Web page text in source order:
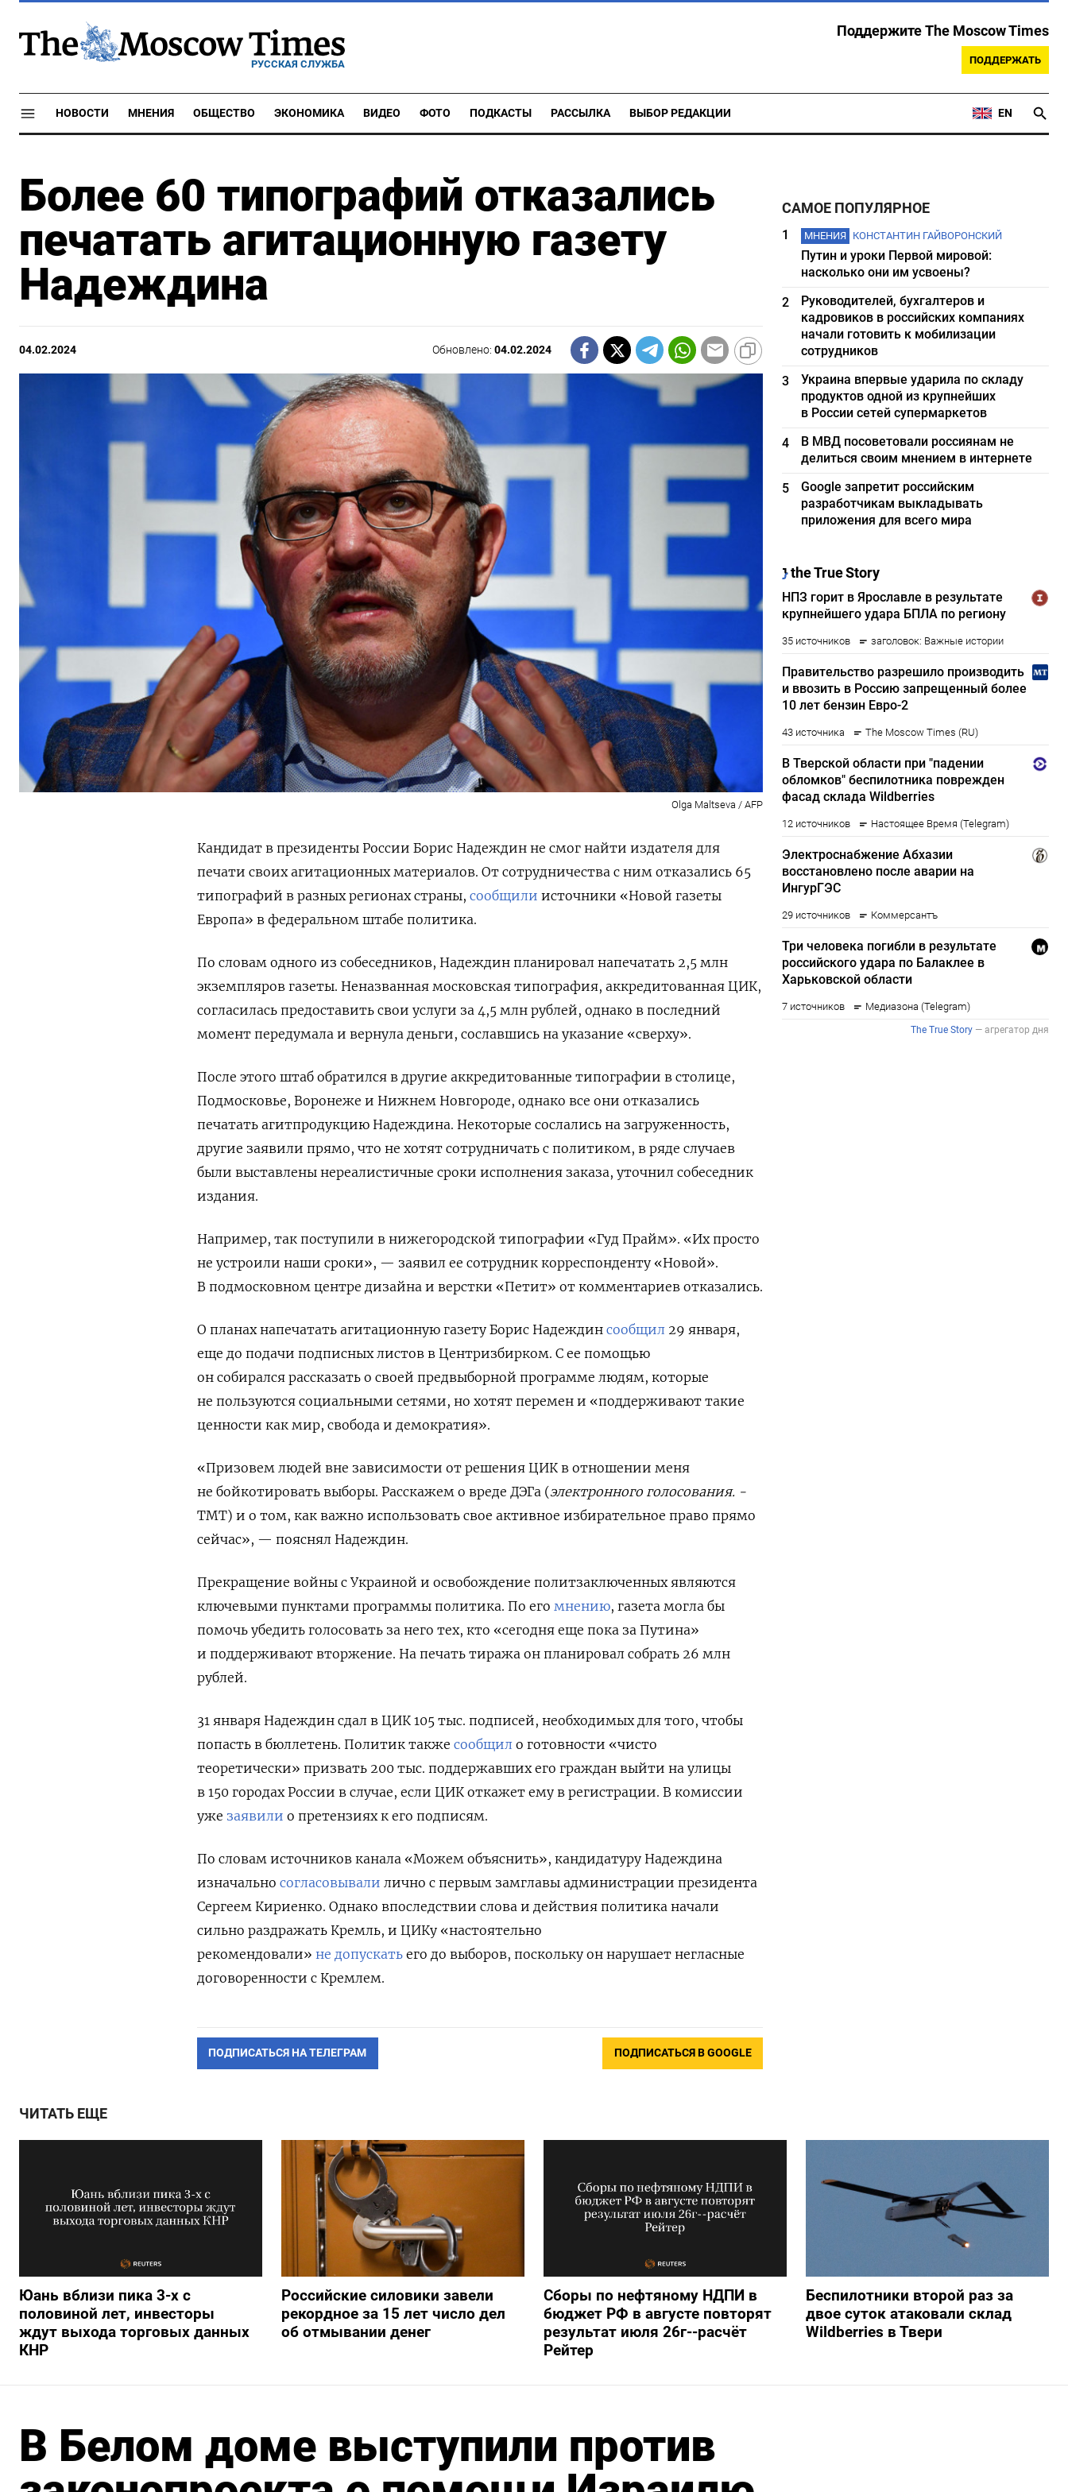
РУССКАЯ СЛУЖБА
Поддержите The Moscow Times
ПОДДЕРЖАТЬ
НОВОСТИ МНЕНИЯ ОБЩЕСТВО ЭКОНОМИКА ВИДЕО ФОТО ПОДКАСТЫ РАССЫЛКА ВЫБОР РЕДАКЦИИ EN
Более 60 типографий отказались
печатать агитационную газету
Надеждина
04.02.2024 Обновлено:04.02.2024
Olga Maltseva / AFP
Кандидат в президенты России Борис Надеждин не смог найти издателя для
печати своих агитационных материалов. От сотрудничества с ним отказались 65
типографий в разных регионах страны, сообщили источники «Новой газеты
Европа» в федеральном штабе политика.
По словам одного из собеседников, Надеждин планировал напечатать 2,5 млн
экземпляров газеты. Неназванная московская типография, аккредитованная ЦИК,
согласилась предоставить свои услуги за 4,5 млн рублей, однако в последний
момент передумала и вернула деньги, сославшись на указание «сверху».
После этого штаб обратился в другие аккредитованные типографии в столице,
Подмосковье, Воронеже и Нижнем Новгороде, однако все они отказались
печатать агитпродукцию Надеждина. Некоторые сослались на загруженность,
другие заявили прямо, что не хотят сотрудничать с политиком, в ряде случаев
были выставлены нереалистичные сроки исполнения заказа, уточнил собеседник
издания.
Например, так поступили в нижегородской типографии «Гуд Прайм». «Их просто
не устроили наши сроки», — заявил ее сотрудник корреспонденту «Новой».
В подмосковном центре дизайна и верстки «Петит» от комментариев отказались.
О планах напечатать агитационную газету Борис Надеждин сообщил 29 января,
еще до подачи подписных листов в Центризбирком. С ее помощью
он собирался рассказать о своей предвыборной программе людям, которые
не пользуются социальными сетями, но хотят перемен и «поддерживают такие
ценности как мир, свобода и демократия».
«Призовем людей вне зависимости от решения ЦИК в отношении меня
не бойкотировать выборы. Расскажем о вреде ДЭГа (электронного голосования. -
TMT) и о том, как важно использовать свое активное избирательное право прямо
сейчас», — пояснял Надеждин.
Прекращение войны с Украиной и освобождение политзаключенных являются
ключевыми пунктами программы политика. По его мнению, газета могла бы
помочь убедить голосовать за него тех, кто «сегодня еще пока за Путина»
и поддерживают вторжение. На печать тиража он планировал собрать 26 млн
рублей.
31 января Надеждин сдал в ЦИК 105 тыс. подписей, необходимых для того, чтобы
попасть в бюллетень. Политик также сообщил о готовности «чисто
теоретически» призвать 200 тыс. поддержавших его граждан выйти на улицы
в 150 городах России в случае, если ЦИК откажет ему в регистрации. В комиссии
уже заявили о претензиях к его подписям.
По словам источников канала «Можем объяснить», кандидатуру Надеждина
изначально согласовывали лично с первым замглавы администрации президента
Сергеем Кириенко. Однако впоследствии слова и действия политика начали
сильно раздражать Кремль, и ЦИКу «настоятельно
рекомендовали» не допускать его до выборов, поскольку он нарушает негласные
договоренности с Кремлем.
ПОДПИСАТЬСЯ НА ТЕЛЕГРАМ ПОДПИСАТЬСЯ В GOOGLE
САМОЕ ПОПУЛЯРНОЕ
1 МНЕНИЯ КОНСТАНТИН ГАЙВОРОНСКИЙ
Путин и уроки Первой мировой:
насколько они им усвоены?
2
Руководителей, бухгалтеров и
кадровиков в российских компаниях
начали готовить к мобилизации
сотрудников
3
Украина впервые ударила по складу
продуктов одной из крупнейших
в России сетей супермаркетов
4
В МВД посоветовали россиянам не
делиться своим мнением в интернете
5
Google запретит российским
разработчикам выкладывать
приложения для всего мира
ЧИТАТЬ ЕЩЕ
Юань вблизи пика 3-х с
половиной лет, инвесторы
ждут выхода торговых данных
КНР
Российские силовики завели
рекордное за 15 лет число дел
об отмывании денег
Сборы по нефтяному НДПИ в
бюджет РФ в августе повторят
результат июля 26г--расчёт
Рейтер
Беспилотники второй раз за
двое суток атаковали склад
Wildberries в Твери
В Белом доме выступили против